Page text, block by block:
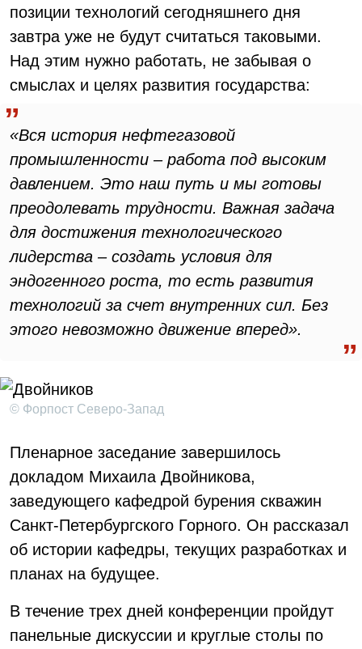
позиции технологий сегодняшнего дня
завтра уже не будут считаться таковыми.
Над этим нужно работать, не забывая о
смыслах и целях развития государства:
«Вся история нефтегазовой
промышленности – работа под высоким
давлением. Это наш путь и мы готовы
преодолевать трудности. Важная задача
для достижения технологического
лидерства – создать условия для
эндогенного роста, то есть развития
технологий за счет внутренних сил. Без
этого невозможно движение вперед».
© Форпост Северо-Запад
Пленарное заседание завершилось
докладом Михаила Двойникова,
заведующего кафедрой бурения скважин
Санкт-Петербургского Горного. Он рассказал
об истории кафедры, текущих разработках и
планах на будущее.
В течение трех дней конференции пройдут
панельные дискуссии и круглые столы по